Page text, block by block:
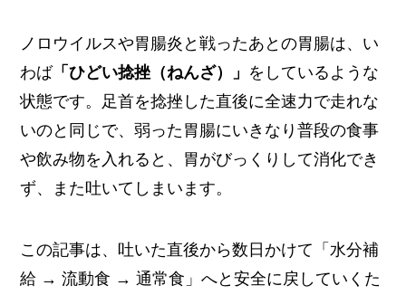
ノロウイルスや胃腸炎と戦ったあとの胃腸は、い
わば「ひどい捻挫（ねんざ）」 をしているような
状態です。足首を捻挫した直後に全速力で走れな
いのと同じで、弱った胃腸にいきなり普段の食事
や飲み物を入れると、胃がびっくりして消化でき
ず、また吐いてしまいます。
この記事は、吐いた直後から数日かけて「水分補
給 → 流動食 → 通常食」へと安全に戻していくた